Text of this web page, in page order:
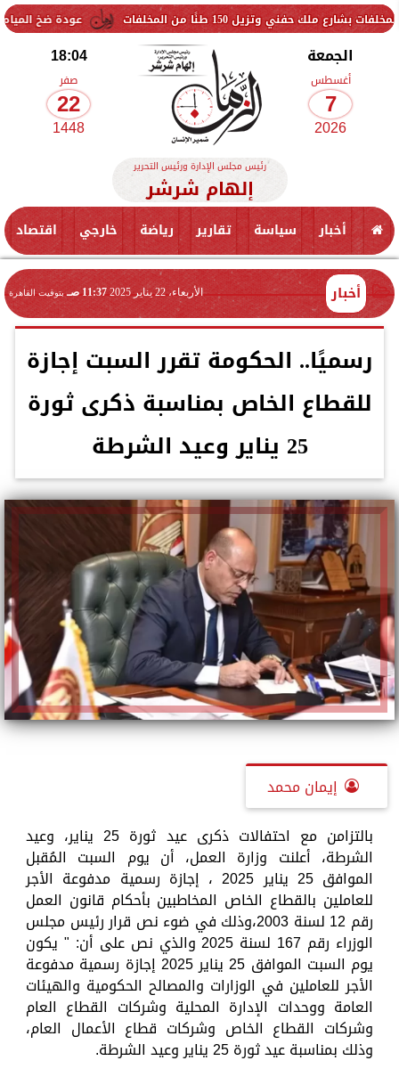
عودة ضخ المياه تدريجيًا لمناطق 150 طنًا من المخلفات
الجمعة
أغسطس
7
2026
18:04
صفر
22
1448
رئيس مجلس الإدارة ورئيس التحرير
إلهام شرشر
أخبار سياسة تقارير رياضة خارجي اقتصاد
أخبار الأربعاء، 22 يناير 2025 11:37 صـ بتوقيت القاهرة
رسميًا.. الحكومة تقرر السبت إجازة
للقطاع الخاص بمناسبة ذكرى ثورة
25 يناير وعيد الشرطة
إيمان محمد
بالتزامن مع احتفالات ذكرى عيد ثورة 25 يناير، وعيد
الشرطة، أعلنت وزارة العمل، أن يوم السبت المُقبل
الموافق 25 يناير 2025 ، إجازة رسمية مدفوعة الأجر
للعاملين بالقطاع الخاص المخاطبين بأحكام قانون العمل
رقم 12 لسنة 2003،وذلك في ضوء نص قرار رئيس مجلس
الوزراء رقم 167 لسنة 2025 والذي نص على أن: " يكون
يوم السبت الموافق 25 يناير 2025 إجازة رسمية مدفوعة
الأجر للعاملين في الوزارات والمصالح الحكومية والهيئات
العامة ووحدات الإدارة المحلية وشركات القطاع العام
وشركات القطاع الخاص وشركات قطاع الأعمال العام،
وذلك بمناسبة عيد ثورة 25 يناير وعيد الشرطة.